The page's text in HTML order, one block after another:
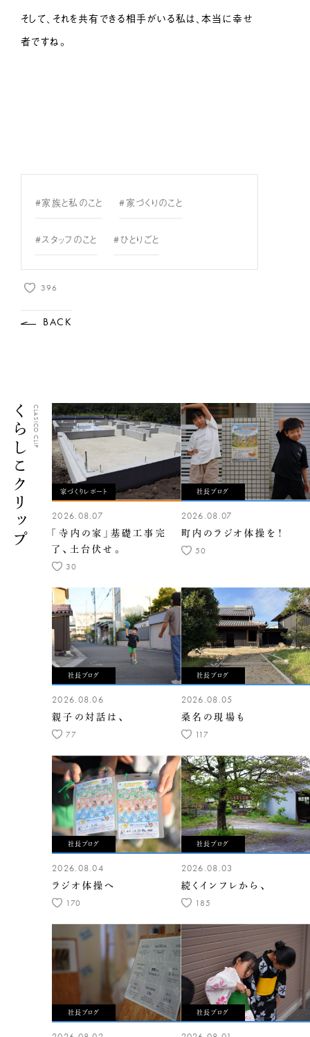
そして、それを共有できる相手がいる私は、本当に幸せ
者ですね。
#家族と私のこと #家づくりのこと
#スタッフのこと #ひとりごと
396
BACK
くらしこクリップCLASICO CLIP
家づくりレポート
2026.08.07
「寺内の家」基礎工事完
了、土台伏せ。
30
社長ブログ
2026.08.07
町内のラジオ体操を！
50
社長ブログ
2026.08.06
親子の対話は、
77
社長ブログ
2026.08.05
桑名の現場も
117
社長ブログ
2026.08.04
ラジオ体操へ
170
社長ブログ
2026.08.03
続くインフレから、
185
社長ブログ 社長ブログ